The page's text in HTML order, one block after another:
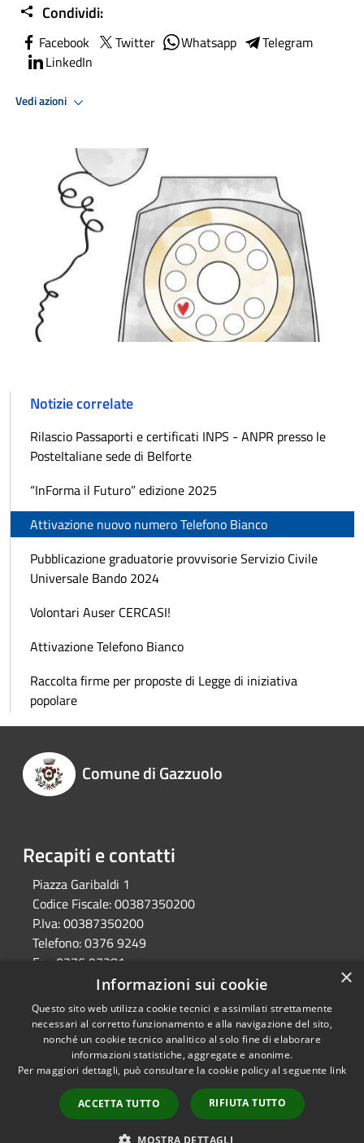
Condividi:
Facebook Twitter Whatsapp
Telegram
LinkedIn
Vedi azioni
Notizie correlate
Rilascio Passaporti e certificati INPS - ANPR presso le
PosteItaliane sede di Belforte
“InForma il Futuro” edizione 2025
Attivazione nuovo numero Telefono Bianco
Pubblicazione graduatorie provvisorie Servizio Civile
Universale Bando 2024
Volontari Auser CERCASI!
Attivazione Telefono Bianco
Raccolta firme per proposte di Legge di iniziativa
popolare
Comune di Gazzuolo
Recapiti e contatti
Piazza Garibaldi 1
Codice Fiscale:00387350200
P.Iva:00387350200
Telefono:0376 9249
Fax:
0376 97381
protocollo@comune.gazzuolo.mn.it
Pec:
comune.gazzuolo@pec.regione.lombardia.it
Accessibilità
Copyright © 2026 • Comune di
Gazzuolo • Powered by
Municipium•
Accesso
redazione
×
Informazioni sui cookie
Questo sito web utilizza cookie tecnici e assimilati strettamente
necessari al corretto funzionamento e alla navigazione del sito,
nonché un cookie tecnico analitico al solo fine di elaborare
informazioni statistiche, aggregate e anonime.
Per maggiori dettagli, può consultare la cookie policy al seguente link
ACCETTA TUTTO RIFIUTA TUTTO
MOSTRA DETTAGLI